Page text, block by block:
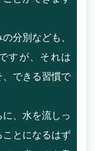
分別なども、
すが、それは
、できる習慣で
、水を流しっ
とになるはず